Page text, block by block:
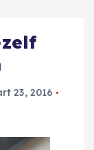
23, 2016